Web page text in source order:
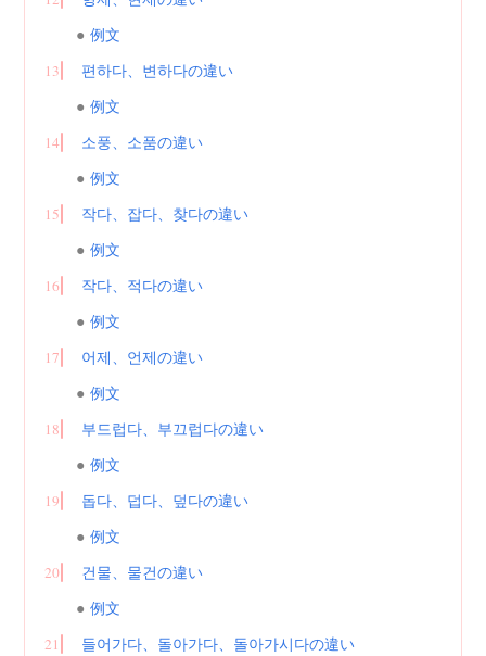
例文
13
편하다、변하다の違い
例文
14
소풍、소품の違い
例文
15
작다、잡다、찾다の違い
例文
16
작다、적다の違い
例文
17
어제、언제の違い
例文
18
부드럽다、부끄럽다の違い
例文
19
돕다、덥다、덮다の違い
例文
20
건물、물건の違い
例文
21
들어가다、돌아가다、돌아가시다の違い